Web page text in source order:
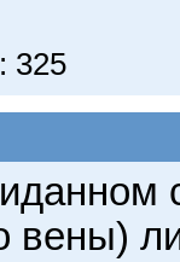
325
вены)